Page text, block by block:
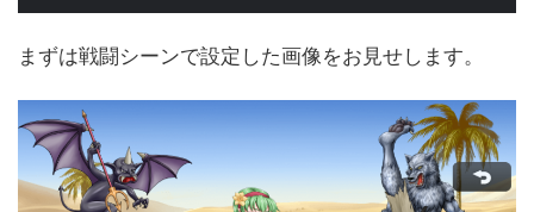
まずは戦闘シーンで設定した画像をお見せします。